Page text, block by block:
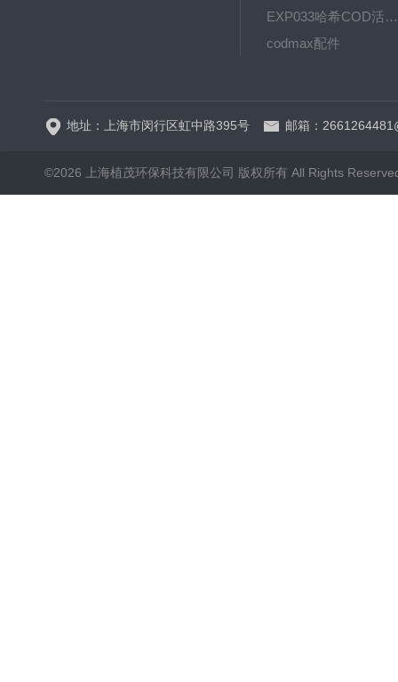
EXP033哈希COD活塞泵价格 EXP033
codmax配件
地址：上海市闵行区虹中路395号 邮箱：
©2026 上海植茂环保科技有限公司 版权所有 All Rights